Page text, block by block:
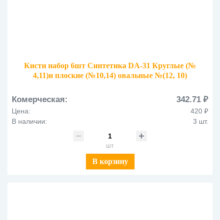
Кисти набор 6шт Синтетика DA-31 Круглые (№
4,11)и плоские (№10,14) овальные №(12, 10)
Комерческая: 342.71 ₽
Цена:
420 ₽
В наличии:
3 шт.
шт
В корзину